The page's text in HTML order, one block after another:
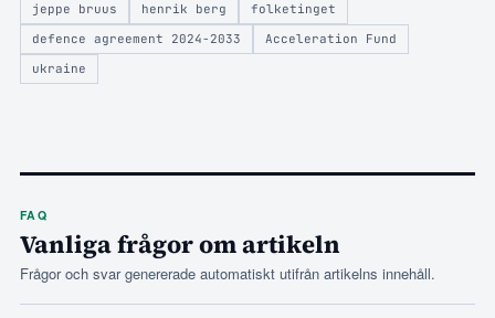
jeppe bruus
henrik berg
folketinget
defence agreement 2024-2033
Acceleration Fund
ukraine
FAQ
Vanliga frågor om artikeln
Frågor och svar genererade automatiskt utifrån artikelns innehåll.